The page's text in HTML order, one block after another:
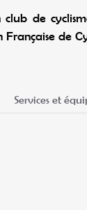
club de
de
Services et